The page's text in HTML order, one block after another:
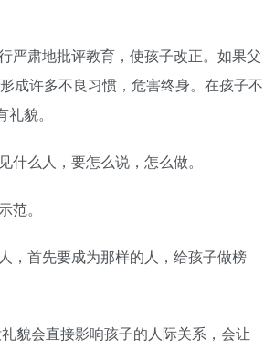
严肃地批评教育，使孩子改正。如果父
成许多不良习惯，危害终身。在孩子不
貌。
么人，要怎么说，怎么做。
。
，首先要成为那样的人，给孩子做榜
貌会直接影响孩子的人际关系，会让